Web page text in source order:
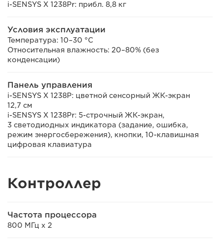
i-SENSYS X 1238Pr: прибл. 8,8 кг
Условия эксплуатации
Температура: 10–30 °С
Относительная влажность: 20–80% (без
конденсации)
Панель управления
i-SENSYS X 1238P: цветной сенсорный ЖК-экран
12,7 см
i-SENSYS X 1238Pr: 5-строчный ЖК-экран,
3 светодиодных индикатора (задание, ошибка,
режим энергосбережения), кнопки, 10-клавишная
цифровая клавиатура
Контроллер
Частота процессора
800 МГц x 2